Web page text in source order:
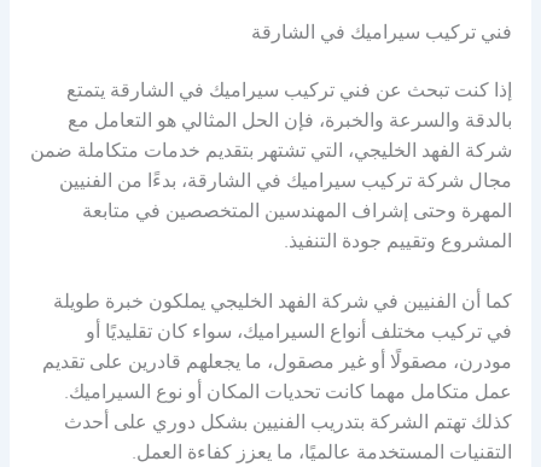
فني تركيب سيراميك في الشارقة
إذا كنت تبحث عن فني تركيب سيراميك في الشارقة يتمتع
بالدقة والسرعة والخبرة، فإن الحل المثالي هو التعامل مع
شركة الفهد الخليجي، التي تشتهر بتقديم خدمات متكاملة ضمن
مجال شركة تركيب سيراميك في الشارقة، بدءًا من الفنيين
المهرة وحتى إشراف المهندسين المتخصصين في متابعة
المشروع وتقييم جودة التنفيذ.
كما أن الفنيين في شركة الفهد الخليجي يملكون خبرة طويلة
في تركيب مختلف أنواع السيراميك، سواء كان تقليديًا أو
مودرن، مصقولًا أو غير مصقول، ما يجعلهم قادرين على تقديم
عمل متكامل مهما كانت تحديات المكان أو نوع السيراميك.
كذلك تهتم الشركة بتدريب الفنيين بشكل دوري على أحدث
التقنيات المستخدمة عالميًا، ما يعزز كفاءة العمل.